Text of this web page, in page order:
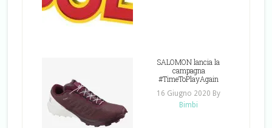
SALOMON lancia la
campagna
#TimeToPlayAgain
16 Giugno 2020 By
Bimbi